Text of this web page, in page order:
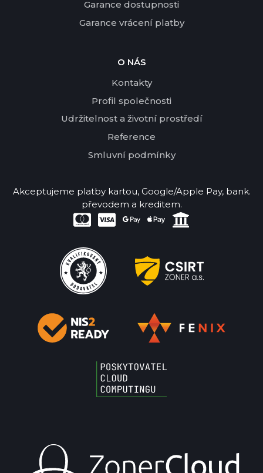
Garance dostupnosti
Garance vrácení platby
O NÁS
Kontakty
Profil společnosti
Udržitelnost a životní prostředí
Reference
Smluvní podmínky
Akceptujeme platby kartou, Google/Apple Pay, bank.
převodem a kreditem.